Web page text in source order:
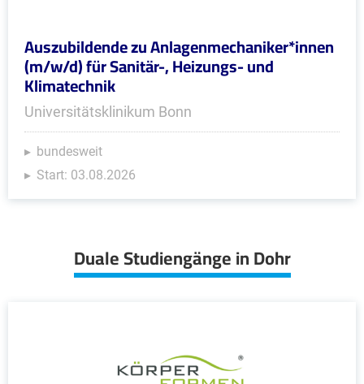
Auszubildende zu Anlagenmechaniker*innen
(m/w/d) für Sanitär-, Heizungs- und
Klimatechnik
Universitätsklinikum Bonn
bundesweit
Start: 03.08.2026
Duale Studiengänge in Dohr